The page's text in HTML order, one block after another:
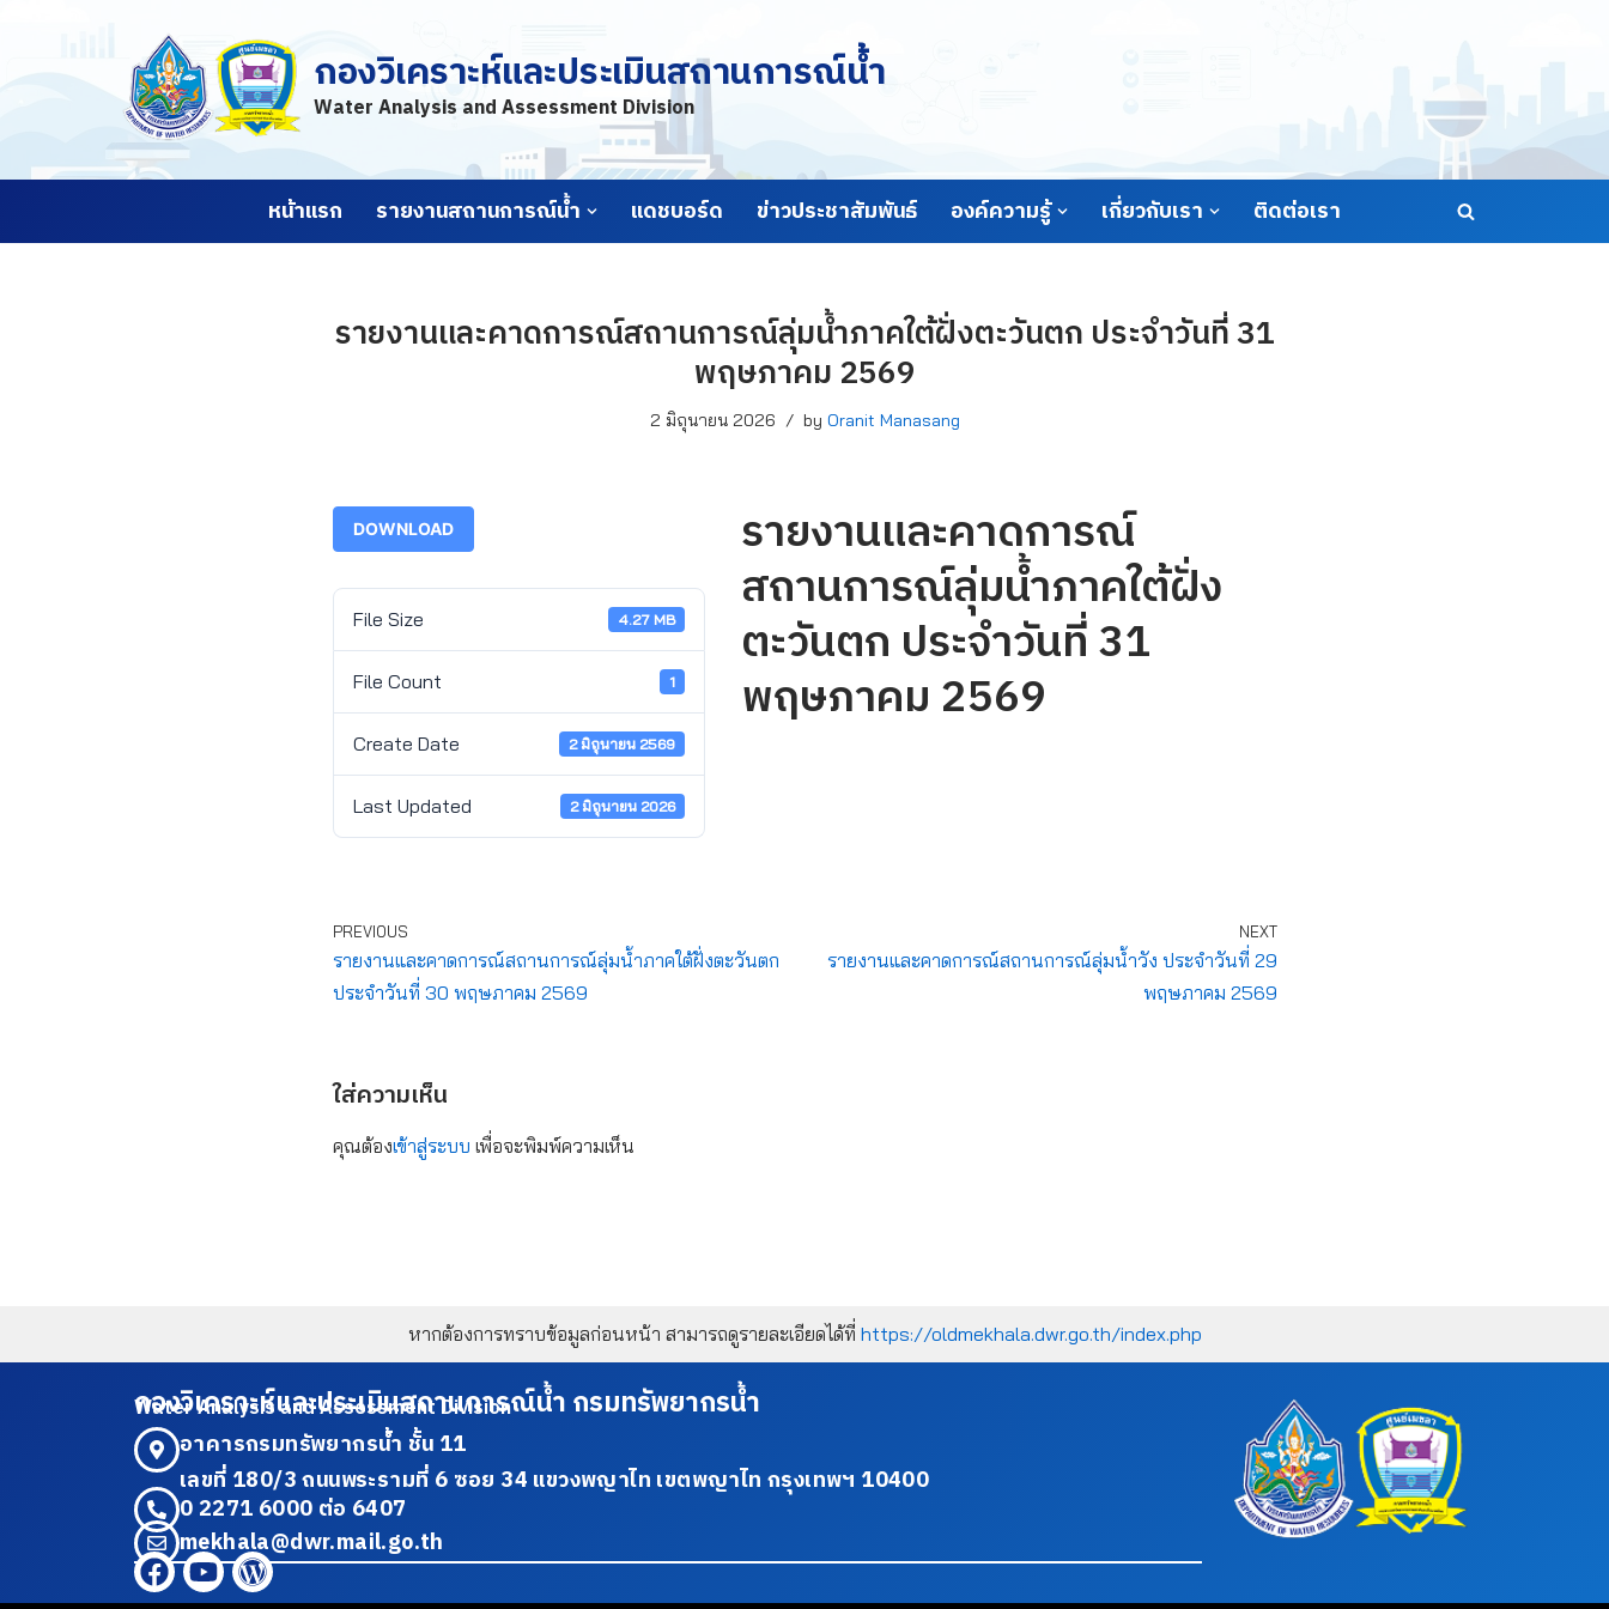
กองวิเคราะห์และประเมินสถานการณ์น้ำ
Water Analysis and Assessment Division
หน้าแรก รายงานสถานการณ์น้ำ แดชบอร์ด ข่าวประชาสัมพันธ์ องค์ความรู้ เกี่ยวกับเรา ติดต่อเรา
รายงานและคาดการณ์สถานการณ์ลุ่มน้ำภาคใต้ฝั่งตะวันตก ประจำวันที่ 31
พฤษภาคม 2569
2 มิถุนายน 2026 by Oranit Manasang
DOWNLOAD
File Size 4.27 MB
File Count 1
Create Date 2 มิถุนายน 2569
Last Updated 2 มิถุนายน 2026
รายงานและคาดการณ์
สถานการณ์ลุ่มน้ำภาคใต้ฝั่ง
ตะวันตก ประจำวันที่ 31
พฤษภาคม 2569
PREVIOUS
รายงานและคาดการณ์สถานการณ์ลุ่มน้ำภาคใต้ฝั่งตะวันตก
ประจำวันที่ 30 พฤษภาคม 2569
NEXT
รายงานและคาดการณ์สถานการณ์ลุ่มน้ำวัง ประจำวันที่ 29
พฤษภาคม 2569
ใส่ความเห็น
คุณต้องเข้าสู่ระบบ เพื่อจะพิมพ์ความเห็น
หากต้องการทราบข้อมูลก่อนหน้า สามารถดูรายละเอียดได้ที่ https://oldmekhala.dwr.go.th/index.php
กองวิเคราะห์และประเมินสถานการณ์น้ำ กรมทรัพยากรน้ำ
Water Analysis and Assessment Division
อาคารกรมทรัพยากรน้ำ ชั้น 11
เลขที่ 180/3 ถนนพระรามที่ 6 ซอย 34 แขวงพญาไท เขตพญาไท กรุงเทพฯ 10400
0 2271 6000 ต่อ 6407
mekhala@dwr.mail.go.th